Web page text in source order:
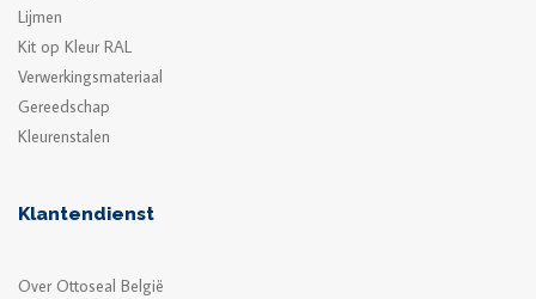
Lijmen
Kit op Kleur RAL
Verwerkingsmateriaal
Gereedschap
Kleurenstalen
Klantendienst
Over Ottoseal België